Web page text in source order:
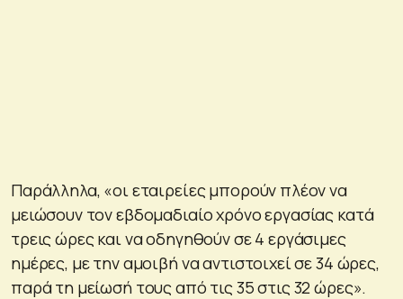
Παράλληλα, «οι εταιρείες μπορούν πλέον να
μειώσουν τον εβδομαδιαίο χρόνο εργασίας κατά
τρεις ώρες και να οδηγηθούν σε 4 εργάσιμες
ημέρες, με την αμοιβή να αντιστοιχεί σε 34 ώρες,
παρά τη μείωσή τους από τις 35 στις 32 ώρες».